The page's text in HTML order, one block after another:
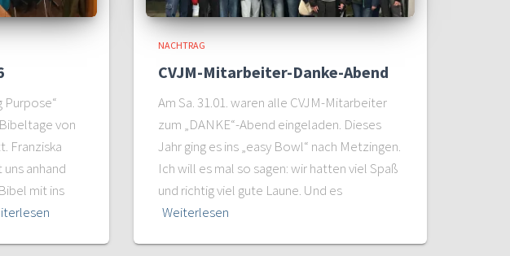
Purpose“
von
Franziska
anhand
mit ins
NACHTRAG
CVJM-Mitarbeiter-Danke-Abend
Am Sa. 31.01. waren alle CVJM-Mitarbeiter
zum „DANKE“-Abend eingeladen. Dieses
Jahr ging es ins „easy Bowl“ nach Metzingen.
Ich will es mal so sagen: wir hatten viel Spaß
und richtig viel gute Laune. Und es
Weiterlesen